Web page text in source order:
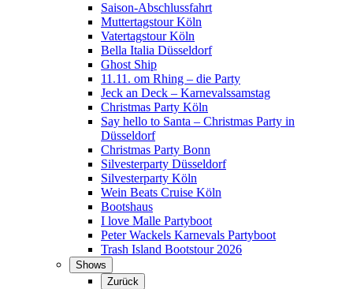
Saison-Abschlussfahrt
Muttertagstour Köln
Vatertagstour Köln
Bella Italia Düsseldorf
Ghost Ship
11.11. om Rhing – die Party
Jeck an Deck – Karnevalssamstag
Christmas Party Köln
Say hello to Santa – Christmas Party in
Düsseldorf
Christmas Party Bonn
Silvesterparty Düsseldorf
Silvesterparty Köln
Wein Beats Cruise Köln
Bootshaus
I love Malle Partyboot
Peter Wackels Karnevals Partyboot
Trash Island Bootstour 2026
Shows
Zurück